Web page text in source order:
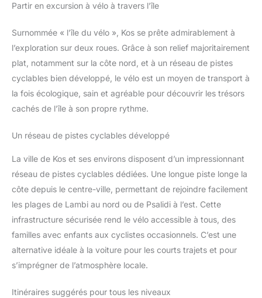
Partir en excursion à vélo à travers l’île
Surnommée « l’île du vélo », Kos se prête admirablement à
l’exploration sur deux roues. Grâce à son relief majoritairement
plat, notamment sur la côte nord, et à un réseau de pistes
cyclables bien développé, le vélo est un moyen de transport à
la fois écologique, sain et agréable pour découvrir les trésors
cachés de l’île à son propre rythme.
Un réseau de pistes cyclables développé
La ville de Kos et ses environs disposent d’un impressionnant
réseau de pistes cyclables dédiées. Une longue piste longe la
côte depuis le centre-ville, permettant de rejoindre facilement
les plages de Lambi au nord ou de Psalidi à l’est. Cette
infrastructure sécurisée rend le vélo accessible à tous, des
familles avec enfants aux cyclistes occasionnels. C’est une
alternative idéale à la voiture pour les courts trajets et pour
s’imprégner de l’atmosphère locale.
Itinéraires suggérés pour tous les niveaux